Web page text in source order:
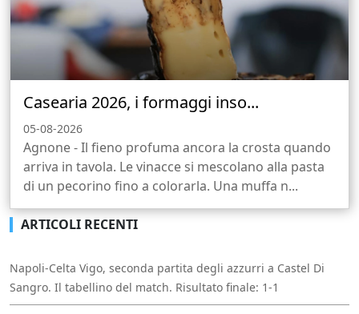
Casearia 2026, i formaggi inso...
05-08-2026
Agnone - Il fieno profuma ancora la crosta quando
arriva in tavola. Le vinacce si mescolano alla pasta
di un pecorino fino a colorarla. Una muffa n...
ARTICOLI RECENTI
Napoli-Celta Vigo, seconda partita degli azzurri a Castel Di
Sangro. Il tabellino del match. Risultato finale: 1-1